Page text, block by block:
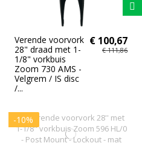
Verende voorvork
28" draad met 1-
1/8" vorkbuis
Zoom 730 AMS -
Velgrem / IS disc
/...
€ 100,67
€ 111,86
-10%